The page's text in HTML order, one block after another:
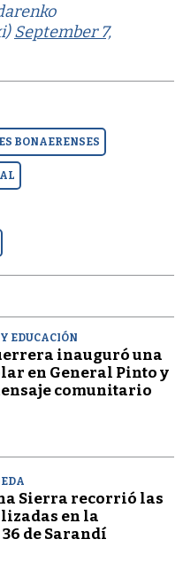
September 7,
BONAERENSES
EDUCACIÓN
inauguró una
en General Pinto y
comunitario
Sierra recorrió las
en la
de Sarandí